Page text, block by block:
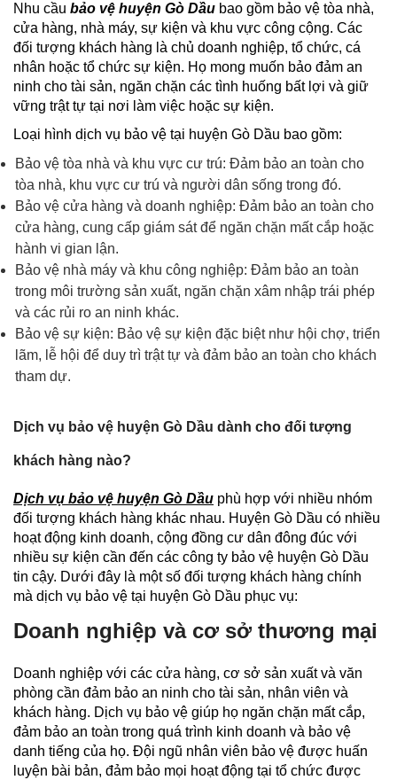
Nhu cầu bảo vệ huyện Gò Dầu bao gồm bảo vệ tòa nhà,
cửa hàng, nhà máy, sự kiện và khu vực công cộng. Các
đối tượng khách hàng là chủ doanh nghiệp, tổ chức, cá
nhân hoặc tổ chức sự kiện. Họ mong muốn bảo đảm an
ninh cho tài sản, ngăn chặn các tình huống bất lợi và giữ
vững trật tự tại nơi làm việc hoặc sự kiện.
Loại hình dịch vụ bảo vệ tại huyện Gò Dầu bao gồm:
Bảo vệ tòa nhà và khu vực cư trú: Đảm bảo an toàn cho
tòa nhà, khu vực cư trú và người dân sống trong đó.
Bảo vệ cửa hàng và doanh nghiệp: Đảm bảo an toàn cho
cửa hàng, cung cấp giám sát để ngăn chặn mất cắp hoặc
hành vi gian lận.
Bảo vệ nhà máy và khu công nghiệp: Đảm bảo an toàn
trong môi trường sản xuất, ngăn chặn xâm nhập trái phép
và các rủi ro an ninh khác.
Bảo vệ sự kiện: Bảo vệ sự kiện đặc biệt như hội chợ, triển
lãm, lễ hội để duy trì trật tự và đảm bảo an toàn cho khách
tham dự.
Dịch vụ bảo vệ huyện Gò Dầu dành cho đối tượng
khách hàng nào?
Dịch vụ bảo vệ huyện Gò Dầu phù hợp với nhiều nhóm
đối tượng khách hàng khác nhau. Huyện Gò Dầu có nhiều
hoạt động kinh doanh, cộng đồng cư dân đông đúc với
nhiều sự kiện cần đến các công ty bảo vệ huyện Gò Dầu
tin cậy. Dưới đây là một số đối tượng khách hàng chính
mà dịch vụ bảo vệ tại huyện Gò Dầu phục vụ:
Doanh nghiệp và cơ sở thương mại
Doanh nghiệp với các cửa hàng, cơ sở sản xuất và văn
phòng cần đảm bảo an ninh cho tài sản, nhân viên và
khách hàng. Dịch vụ bảo vệ giúp họ ngăn chặn mất cắp,
đảm bảo an toàn trong quá trình kinh doanh và bảo vệ
danh tiếng của họ. Đội ngũ nhân viên bảo vệ được huấn
luyện bài bản, đảm bảo mọi hoạt động tại tổ chức được